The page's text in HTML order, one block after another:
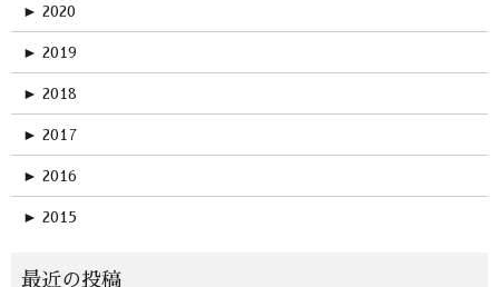
► 2020
► 2019
► 2018
► 2017
► 2016
► 2015